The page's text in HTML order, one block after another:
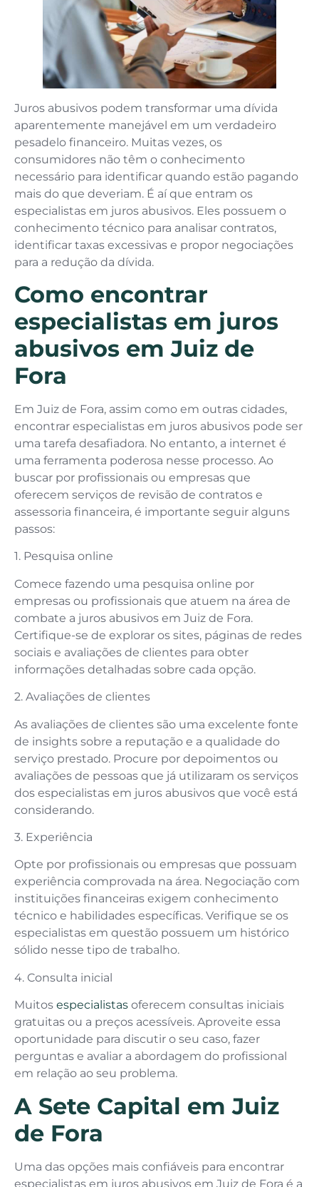
Juros abusivos podem transformar uma dívida
aparentemente manejável em um verdadeiro
pesadelo financeiro. Muitas vezes, os
consumidores não têm o conhecimento
necessário para identificar quando estão pagando
mais do que deveriam. É aí que entram os
especialistas em juros abusivos. Eles possuem o
conhecimento técnico para analisar contratos,
identificar taxas excessivas e propor negociações
para a redução da dívida.
Como encontrar
especialistas em juros
abusivos em Juiz de
Fora
Em Juiz de Fora, assim como em outras cidades,
encontrar especialistas em juros abusivos pode ser
uma tarefa desafiadora. No entanto, a internet é
uma ferramenta poderosa nesse processo. Ao
buscar por profissionais ou empresas que
oferecem serviços de revisão de contratos e
assessoria financeira, é importante seguir alguns
passos:
1. Pesquisa online
Comece fazendo uma pesquisa online por
empresas ou profissionais que atuem na área de
combate a juros abusivos em Juiz de Fora.
Certifique-se de explorar os sites, páginas de redes
sociais e avaliações de clientes para obter
informações detalhadas sobre cada opção.
2. Avaliações de clientes
As avaliações de clientes são uma excelente fonte
de insights sobre a reputação e a qualidade do
serviço prestado. Procure por depoimentos ou
avaliações de pessoas que já utilizaram os serviços
dos especialistas em juros abusivos que você está
considerando.
3. Experiência
Opte por profissionais ou empresas que possuam
experiência comprovada na área. Negociação com
instituições financeiras exigem conhecimento
técnico e habilidades específicas. Verifique se os
especialistas em questão possuem um histórico
sólido nesse tipo de trabalho.
4. Consulta inicial
Muitos especialistas oferecem consultas iniciais
gratuitas ou a preços acessíveis. Aproveite essa
oportunidade para discutir o seu caso, fazer
perguntas e avaliar a abordagem do profissional
em relação ao seu problema.
A Sete Capital em Juiz
de Fora
Uma das opções mais confiáveis para encontrar
especialistas em juros abusivos em Juiz de Fora é a